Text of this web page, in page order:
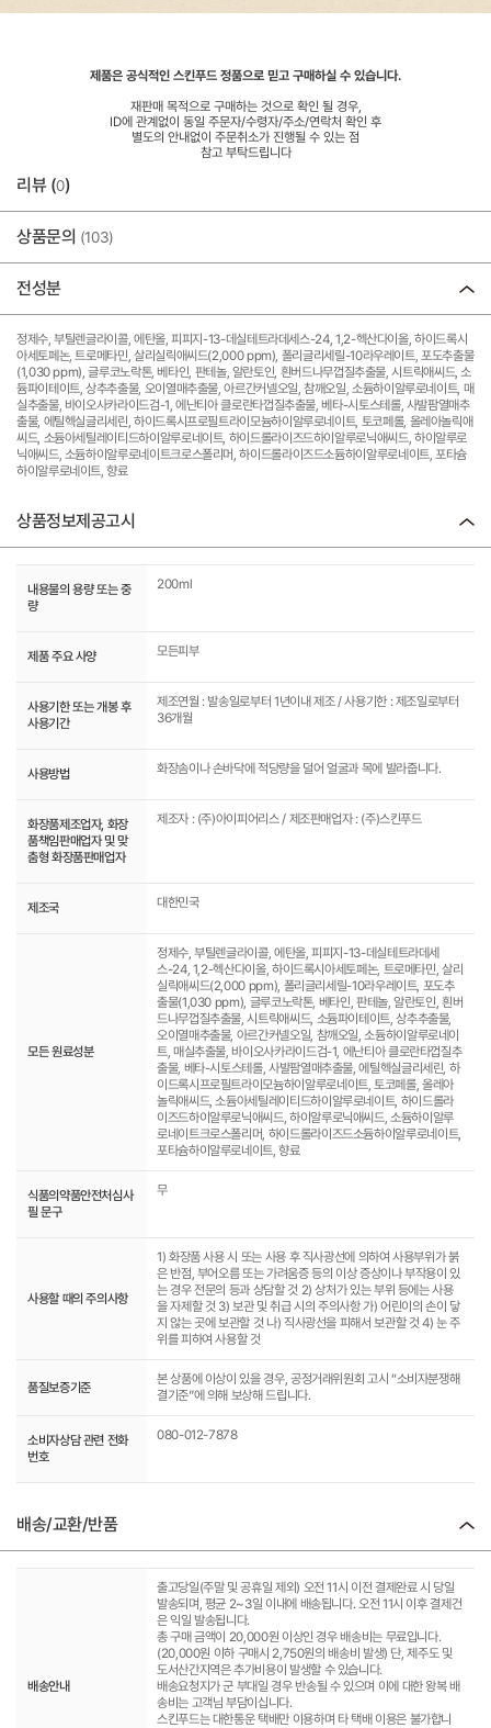
제품은 공식적인 스킨푸드 정품으로 믿고 구매하실 수 있습니다.
재판매 목적으로 구매하는 것으로 확인 될 경우,
ID에 관계없이 동일 주문자/수령자/주소/연락처 확인 후
별도의 안내없이 주문취소가 진행될 수 있는 점
참고 부탁드립니다
리뷰 (0)
상품문의 (103)
전성분
정제수, 부틸렌글라이콜, 에탄올, 피피지-13-데실테트라데세스-24, 1,2-헥산다이올, 하이드록시
아세토페논, 트로메타민, 살리실릭애씨드(2,000 ppm), 폴리글리세릴-10라우레이트, 포도추출물
(1,030 ppm), 글루코노락톤, 베타인, 판테놀, 알란토인, 흰버드나무껍질추출물, 시트릭애씨드, 소
듐파이테이트, 상추추출물, 오이열매추출물, 아르간커넬오일, 참깨오일, 소듐하이알루로네이트, 매
실추출물, 바이오사카라이드검-1, 에난티아 클로란타껍질추출물, 베타-시토스테롤, 사발팜열매추
출물, 에틸헥실글리세린, 하이드록시프로필트라이모늄하이알루로네이트, 토코페롤, 올레아놀릭애
씨드, 소듐아세틸레이티드하이알루로네이트, 하이드롤라이즈드하이알루로닉애씨드, 하이알루로
닉애씨드, 소듐하이알루로네이트크로스폴리머, 하이드롤라이즈드소듐하이알루로네이트, 포타슘
하이알루로네이트, 향료
상품정보제공고시
내용물의 용량 또는 중
량
200ml
제품 주요 사양 모든피부
사용기한 또는 개봉 후
사용기간
제조연월 : 발송일로부터 1년이내 제조 / 사용기한 : 제조일로부터
36개월
사용방법 화장솜이나 손바닥에 적당량을 덜어 얼굴과 목에 발라줍니다.
화장품제조업자, 화장
품책임판매업자 및 맞
춤형 화장품판매업자
제조자 : (주)아이피어리스 / 제조판매업자 : (주)스킨푸드
제조국 대한민국
모든 원료성분
정제수, 부틸렌글라이콜, 에탄올, 피피지-13-데실테트라데세
스-24, 1,2-헥산다이올, 하이드록시아세토페논, 트로메타민, 살리
실릭애씨드(2,000 ppm), 폴리글리세릴-10라우레이트, 포도추
출물(1,030 ppm), 글루코노락톤, 베타인, 판테놀, 알란토인, 흰버
드나무껍질추출물, 시트릭애씨드, 소듐파이테이트, 상추추출물,
오이열매추출물, 아르간커넬오일, 참깨오일, 소듐하이알루로네이
트, 매실추출물, 바이오사카라이드검-1, 에난티아 클로란타껍질추
출물, 베타-시토스테롤, 사발팜열매추출물, 에틸헥실글리세린, 하
이드록시프로필트라이모늄하이알루로네이트, 토코페롤, 올레아
놀릭애씨드, 소듐아세틸레이티드하이알루로네이트, 하이드롤라
이즈드하이알루로닉애씨드, 하이알루로닉애씨드, 소듐하이알루
로네이트크로스폴리머, 하이드롤라이즈드소듐하이알루로네이트,
포타슘하이알루로네이트, 향료
식품의약품안전처심사
필 문구
무
사용할 때의 주의사항
1) 화장품 사용 시 또는 사용 후 직사광선에 의하여 사용부위가 붉
은 반점, 부어오름 또는 가려움증 등의 이상 증상이나 부작용이 있
는 경우 전문의 등과 상담할 것 2) 상처가 있는 부위 등에는 사용
을 자제할 것 3) 보관 및 취급 시의 주의사항 가) 어린이의 손이 닿
지 않는 곳에 보관할 것 나) 직사광선을 피해서 보관할 것 4) 눈 주
위를 피하여 사용할 것
품질보증기준
본 상품에 이상이 있을 경우, 공정거래위원회 고시 “소비자분쟁해
결기준”에 의해 보상해 드립니다.
소비자상담 관련 전화
번호
080-012-7878
배송/교환/반품
배송안내
출고당일(주말 및 공휴일 제외) 오전 11시 이전 결제완료 시 당일
발송되며, 평균 2~3일 이내에 배송됩니다. 오전 11시 이후 결제건
은 익일 발송됩니다.
총 구매 금액이 20,000원 이상인 경우 배송비는 무료입니다.
(20,000원 이하 구매시 2,750원의 배송비 발생) 단, 제주도 및
도서산간지역은 추가비용이 발생할 수 있습니다.
배송요청지가 군 부대일 경우 반송될 수 있으며 이에 대한 왕복 배
송비는 고객님 부담이십니다.
스킨푸드는 대한통운 택배만 이용하며 타 택배 이용은 불가합니